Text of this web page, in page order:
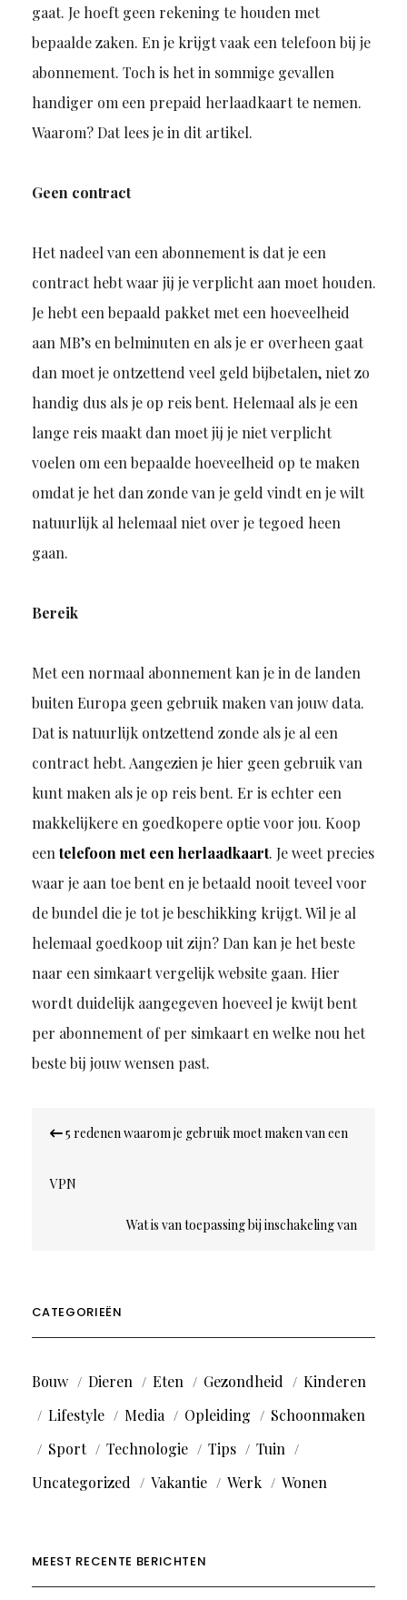
gaat. Je hoeft geen rekening te houden met
bepaalde zaken. En je krijgt vaak een telefoon bij je
abonnement. Toch is het in sommige gevallen
handiger om een prepaid herlaadkaart te nemen.
Waarom? Dat lees je in dit artikel.
Geen contract
Het nadeel van een abonnement is dat je een
contract hebt waar jij je verplicht aan moet houden.
Je hebt een bepaald pakket met een hoeveelheid
aan MB’s en belminuten en als je er overheen gaat
dan moet je ontzettend veel geld bijbetalen, niet zo
handig dus als je op reis bent. Helemaal als je een
lange reis maakt dan moet jij je niet verplicht
voelen om een bepaalde hoeveelheid op te maken
omdat je het dan zonde van je geld vindt en je wilt
natuurlijk al helemaal niet over je tegoed heen
gaan.
Bereik
Met een normaal abonnement kan je in de landen
buiten Europa geen gebruik maken van jouw data.
Dat is natuurlijk ontzettend zonde als je al een
contract hebt. Aangezien je hier geen gebruik van
kunt maken als je op reis bent. Er is echter een
makkelijkere en goedkopere optie voor jou. Koop
eentelefoon met een herlaadkaart. Je weet precies
waar je aan toe bent en je betaald nooit teveel voor
de bundel die je tot je beschikking krijgt. Wil je al
helemaal goedkoop uit zijn? Dan kan je het beste
naar een simkaart vergelijk website gaan. Hier
wordt duidelijk aangegeven hoeveel je kwijt bent
per abonnement of per simkaart en welke nou het
beste bij jouw wensen past.
navigatie
5 redenen waarom je gebruik moet maken van een
VPN
Wat is van toepassing bij inschakeling van
CATEGORIEËN
Bouw Dieren Eten Gezondheid
Kinderen
Lifestyle
Media Opleiding
Schoonmaken
Sport
Technologie Tips
Tuin
Uncategorized
Vakantie Werk Wonen
MEEST RECENTE BERICHTEN